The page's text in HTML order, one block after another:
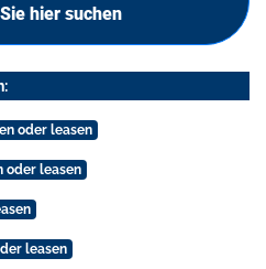
hier suchen
oder leasen
oder leasen
leasen